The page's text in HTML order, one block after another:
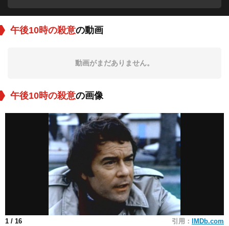
午後10時の殺意の動画
動画がまだありません。
午後10時の殺意の画像
1 / 16 引用： IMDb.com